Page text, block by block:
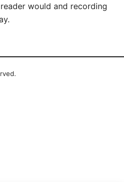
would and recording